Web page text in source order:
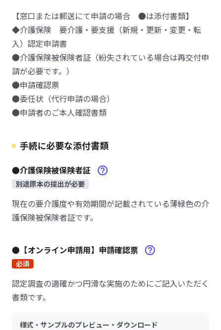
【窓口または郵送にて申請の場合 ●は添付書類】
◆介護保険 要介護・要支援（新規・更新・変更・転
入）認定申請書
●介護保険被保険者証（紛失されている場合は再交付申
請が必要です。）
●申請確認票
●委任状（代行申請の場合）
●申請者のご本人確認書類
手続に必要な添付書類
●介護保険被保険者証
別途原本の提出が必要
現在の要介護度や有効期間が記載されている薄緑色の介
護保険被保険者証です。
●【オンライン申請用】申請確認票
必須
認定調査の適確かつ円滑な実施のためにご記入いただく
書類です。
様式・サンプルのプレビュー・ダウンロード